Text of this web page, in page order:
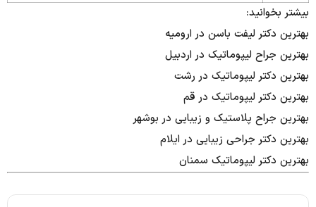
بیشتر بخوانید:
بهترین دکتر لیفت باسن در ارومیه
بهترین جراح لیپوماتیک در اردبیل
بهترین دکتر لیپوماتیک در رشت
بهترین دکتر لیپوماتیک در قم
بهترین جراح پلاستیک و زیبایی در بوشهر
بهترین دکتر جراحی زیبایی در ایلام
بهترین دکتر لیپوماتیک سمنان